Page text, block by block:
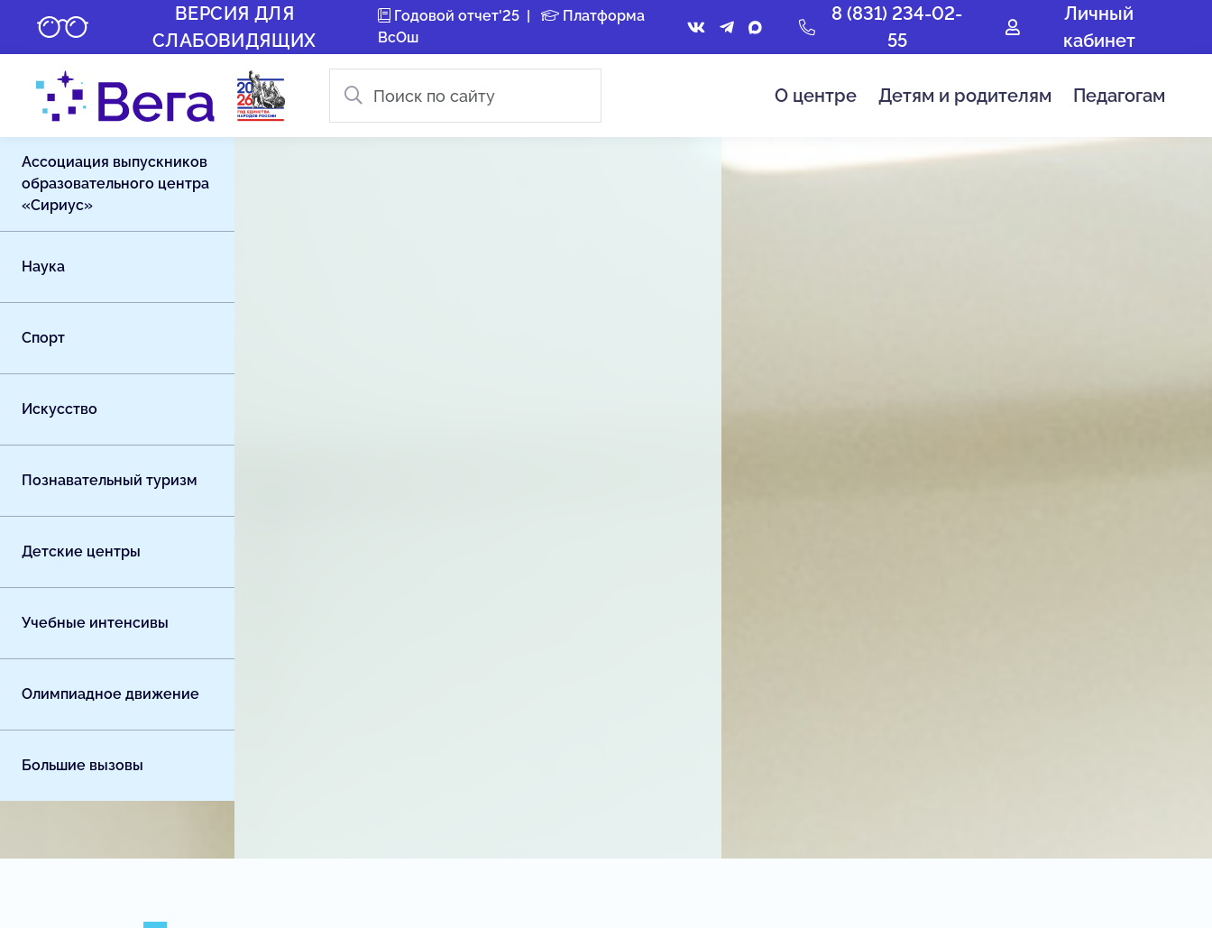
ВЕРСИЯ ДЛЯ
СЛАБОВИДЯЩИХ
Годовой отчет'25|
Платформа
ВсОш
8 (831) 234-02-
55
Личный
кабинет
О центре Детям и родителям Педагогам
Ассоциация выпускников
образовательного центра
«Сириус»
Наука
Спорт
Искусство
Познавательный туризм
Детские центры
Учебные интенсивы
Олимпиадное движение
Большие вызовы